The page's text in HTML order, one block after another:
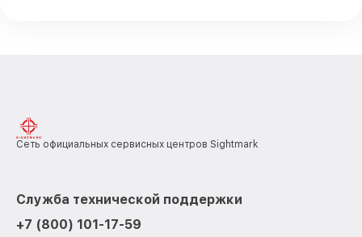
Сеть официальных сервисных центров Sightmark
Служба технической поддержки
+7 (800) 101-17-59